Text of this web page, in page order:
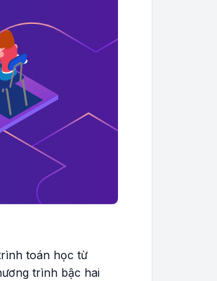
toán học từ
trình bậc hai